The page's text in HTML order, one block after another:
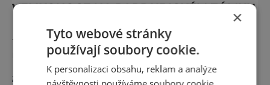
VELIKONOCE NA PARDUBICKÉM ZÁMKU
Přivítejte jaro na Zámku Pardubice! Tradičně
týden před velikonočními svátky zaplní
nádvoří velikonoční jarmark – stánky s
velikonočními pokrmy a dekoracemi,
lokálními produkty, ale také výrobky a
zobrazit více >>
×
Tyto webové stránky
používají soubory cookie.
K personalizaci obsahu, reklam a analýze